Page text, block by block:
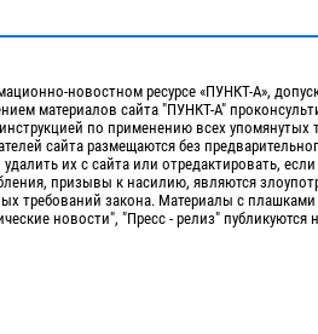
новостном ресурсе «ПУНКТ-А»,
материалов сайта "ПУНКТ-А"
по применению всех упомянутых
сайта размещаются без
их с сайта или отредактировать,
призывы к насилию, являются
требований закона. Материалы с
новости", "Пресс - релиз" публикуются